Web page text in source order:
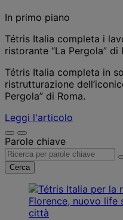
In primo piano
Tétris Italia completa i
ristorante “La Pergola” di
Tétris Italia completa in
ristrutturazione
Pergola” di Roma.
Leggi l'articolo
Parole chiave
Cerca